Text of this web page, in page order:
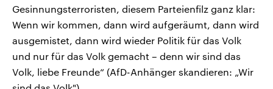
Gesinnungsterroristen, diesem Parteienfilz ganz klar:
Wenn wir kommen, dann wird aufgeräumt, dann wird
ausgemistet, dann wird wieder Politik für das Volk
und nur für das Volk gemacht – denn wir sind das
Volk, liebe Freunde“ (AfD-Anhänger skandieren: „Wir